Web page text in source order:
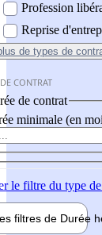
Profession
Reprise
de types de
CONTRAT
de contrat
minimale (en
le filtre du type
filtres de Durée